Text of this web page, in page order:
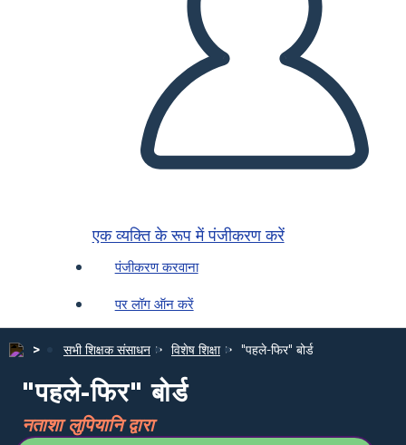
एक व्यक्ति के रूप में पंजीकरण करें
पंजीकरण करवाना
पर लॉग ऑन करें
सभी शिक्षक संसाधन विशेष शिक्षा "पहले-फिर" बोर्ड
"पहले-फिर" बोर्ड
नताशा लुपियानि द्वारा